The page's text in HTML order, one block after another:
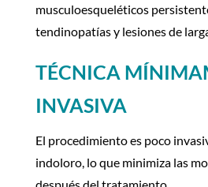
musculoesqueléticos
tendinopatías y lesiones de
TÉCNICA
INVASIVA
El procedimiento es poco
indoloro, lo que minimiza las
después del tratamiento.